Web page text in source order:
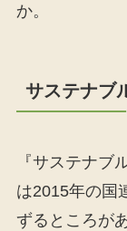
か。
サステナブ
『サステナブ
は2015年の国
ずるところが